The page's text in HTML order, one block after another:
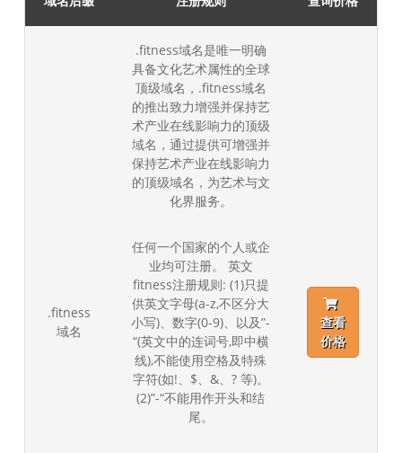
.fitness
域名
.fitness域名是唯一明确
具备文化艺术属性的全球
顶级域名，.fitness域名
的推出致力增强并保持艺
术产业在线影响力的顶级
域名，通过提供可增强并
保持艺术产业在线影响力
的顶级域名，为艺术与文
化界服务。
任何一个国家的个人或企
业均可注册。 英文
fitness注册规则: (1)只提
供英文字母(a-z,不区分大
小写)、数字(0-9)、以及”-
“(英文中的连词号,即中横
线),不能使用空格及特殊
字符(如!、$、&、? 等)。
(2)”-“不能用作开头和结
尾。
查看
价格